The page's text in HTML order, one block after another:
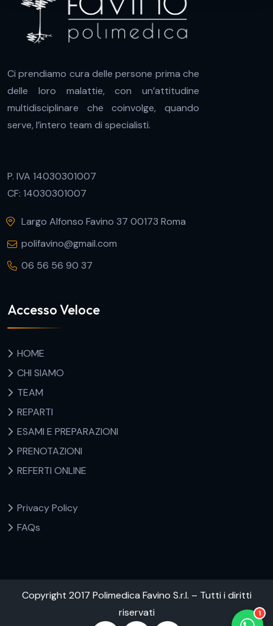
Ci prendiamo cura delle persone prima che
delle loro malattie, con un’attitudine
multidisciplinare che coinvolge, quando
serve, l’intero team di specialisti.
P. IVA 14030301007
CF: 14030301007
Largo Alfonso Favino 37 00173 Roma
polifavino@gmail.com
06 56 56 90 37
Accesso Veloce
HOME
CHI SIAMO
TEAM
REPARTI
ESAMI E PREPARAZIONI
PRENOTAZIONI
REFERTI ONLINE
Privacy Policy
FAQs
Copyright 2017 Polimedica Favino S.r.l. – Tutti i diritti
riservati
1